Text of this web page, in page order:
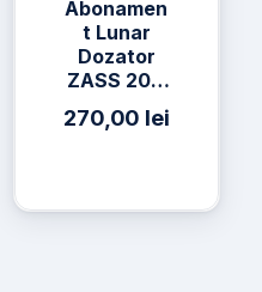
Abonamen
t Lunar
Dozator
ZASS 20C
h2on 19L +
270,00 lei